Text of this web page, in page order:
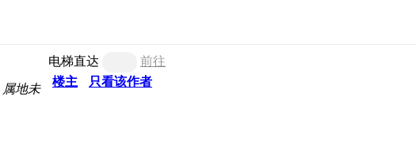
电梯直达
前往
楼主
只看该作者
属地未